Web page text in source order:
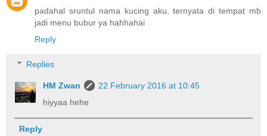
padahal sruntul nama kucing aku, ternyata di tempat mb
jadi menu bubur ya hahhahai
Reply
Replies
HM Zwan
22 February 2016 at 10:45
hiyyaa hehe
Reply